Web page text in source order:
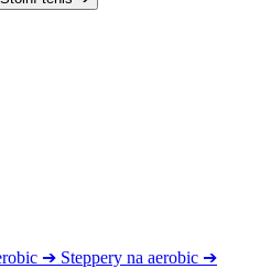
➔ Steppery na aerobic ➔